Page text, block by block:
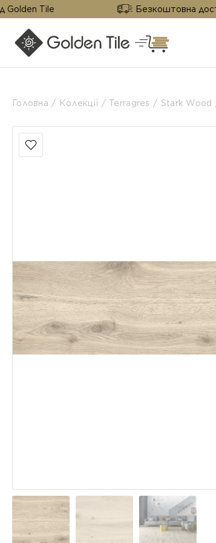
Безкоштовна доставка від
Головна Колекції Terragres Stark Wood